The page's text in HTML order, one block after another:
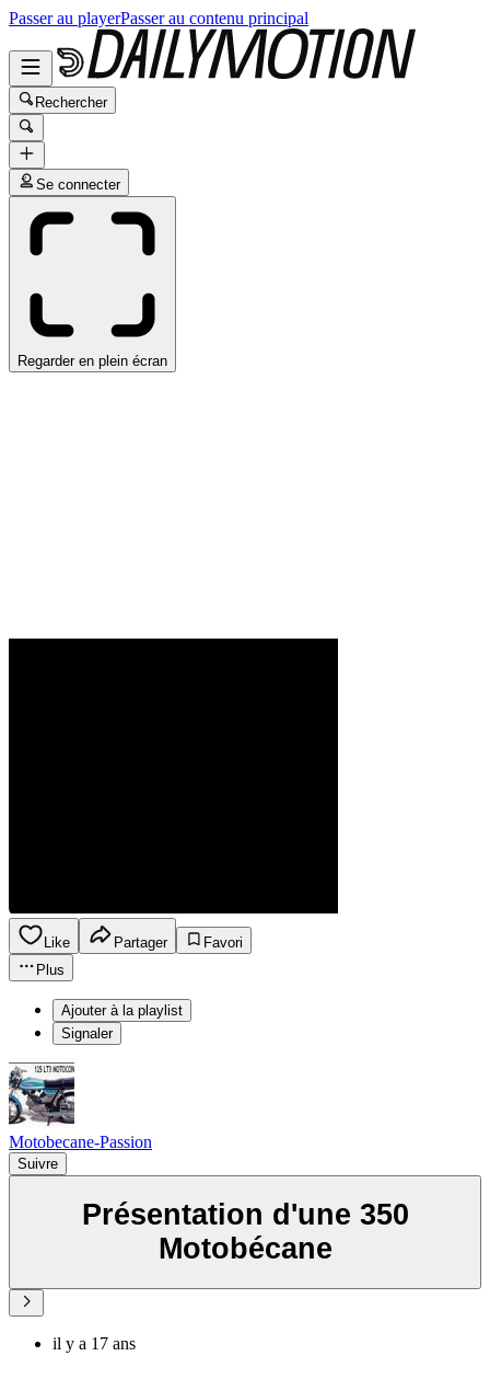
Passer au playerPasser au contenu principal
Rechercher
Se connecter
Regarder en plein écran
Like Partager
Favori
Plus
Ajouter à la playlist
Signaler
Motobecane-Passion
Suivre
Présentation d'une 350
Motobécane
il y a 17 ans